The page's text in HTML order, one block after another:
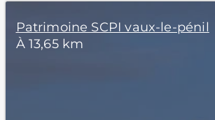
Patrimoine SCPI vaux-le-pénil
À 13,65 km